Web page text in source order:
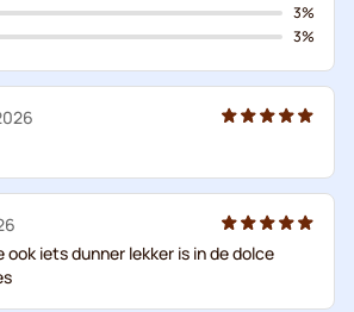
3%
3%
ook iets dunner lekker is in de dolce